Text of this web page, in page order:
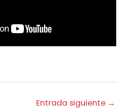
Entrada siguiente →